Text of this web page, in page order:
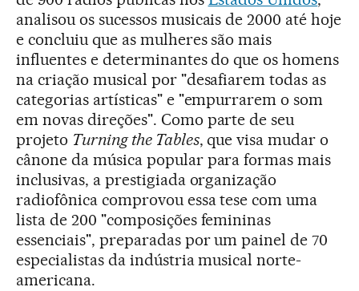
analisou os sucessos musicais de 2000 até hoje
e concluiu que as mulheres são mais
influentes e determinantes do que os homens
na criação musical por "desafiarem todas as
categorias artísticas" e "empurrarem o som
em novas direções". Como parte de seu
projeto Turning the Tables, que visa mudar o
cânone da música popular para formas mais
inclusivas, a prestigiada organização
radiofônica comprovou essa tese com uma
lista de 200 "composições femininas
essenciais", preparadas por um painel de 70
especialistas da indústria musical norte-
americana.